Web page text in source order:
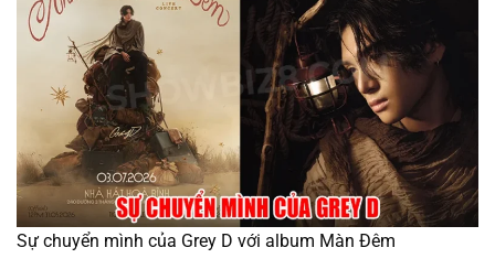
Sự chuyển mình của Grey D với album Màn Đêm